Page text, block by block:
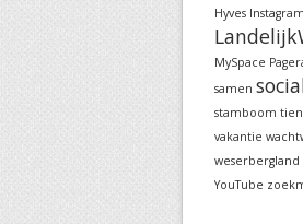
Hyves Instagram
MySpace
samen
stamboom
vakantie
weserbergland
YouTube